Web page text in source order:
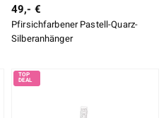
49,- €
Pfirsichfarbener Pastell-Quarz-
Silberanhänger